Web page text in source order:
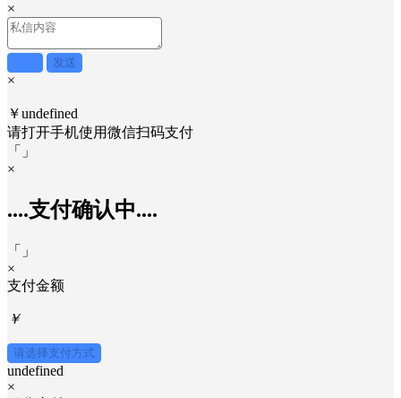
×
发送
×
￥undefined
请打开手机使用微信扫码支付
「
」
×
....支付确认中....
「
」
×
支付金额
￥
请选择支付方式
undefined
×